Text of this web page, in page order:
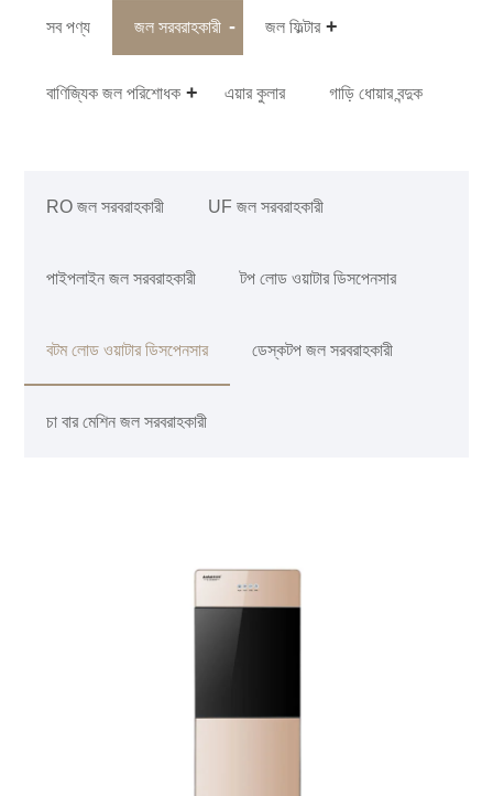
সব পণ্য জল সরবরাহকারী জল ফিল্টার
বাণিজ্যিক জল পরিশোধক এয়ার কুলার গাড়ি ধোয়ার বন্দুক
RO জল সরবরাহকারী UF জল সরবরাহকারী
পাইপলাইন জল সরবরাহকারী টপ লোড ওয়াটার ডিসপেনসার
বটম লোড ওয়াটার ডিসপেনসার ডেস্কটপ জল সরবরাহকারী
চা বার মেশিন জল সরবরাহকারী